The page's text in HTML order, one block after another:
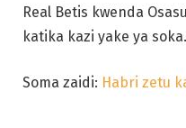
Real Betis kwenda
katika kazi yake ya soka.
Soma zaidi: Habri zetu